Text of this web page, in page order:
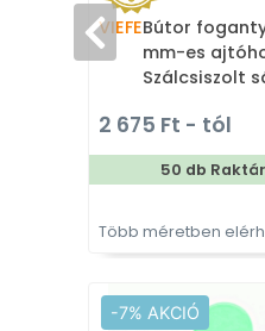
VIEFEBútor
mm-es
Szálcsiszolt
ültethető
fogantyú
2 675 Ft - tól
50 db
Több méretben
-7% AKCIÓ